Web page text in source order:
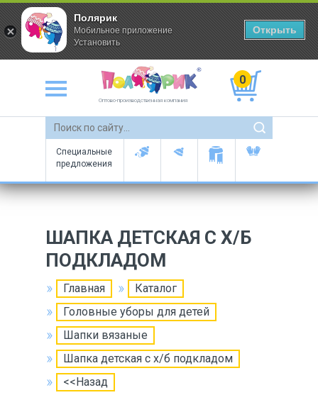
Оптово-производственная компания
0
Специальные
предложения
ШАПКА ДЕТСКАЯ С Х/Б
ПОДКЛАДОМ
Главная
Каталог
Головные уборы для детей
Шапки вязаные
Шапка детская с х/б подкладом
<<Назад
Полярик
Мобильное приложение
Установить
Открыть